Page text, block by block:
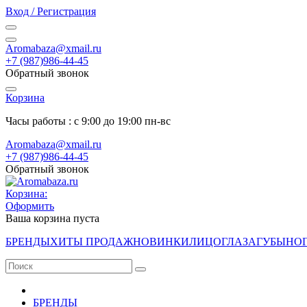
Вход / Регистрация
Aromabaza@xmail.ru
+7 (987)986-44-45
Обратный звонок
Корзина
Часы работы : с 9:00 до 19:00 пн-вс
Aromabaza@xmail.ru
+7 (987)986-44-45
Обратный звонок
Корзина:
Оформить
Ваша корзина пуста
БРЕНДЫХИТЫ ПРОДАЖНОВИНКИЛИЦОГЛАЗАГУБЫ
БРЕНДЫ